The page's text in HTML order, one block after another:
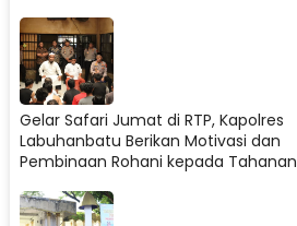
Gelar Safari Jumat di RTP, Kapolres
Labuhanbatu Berikan Motivasi dan
Pembinaan Rohani kepada Tahanan